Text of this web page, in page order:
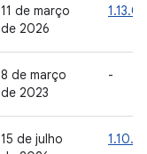
11 de março
de 2026
1.13.0
8 de março
de 2023
-
15 de julho
1.10.0